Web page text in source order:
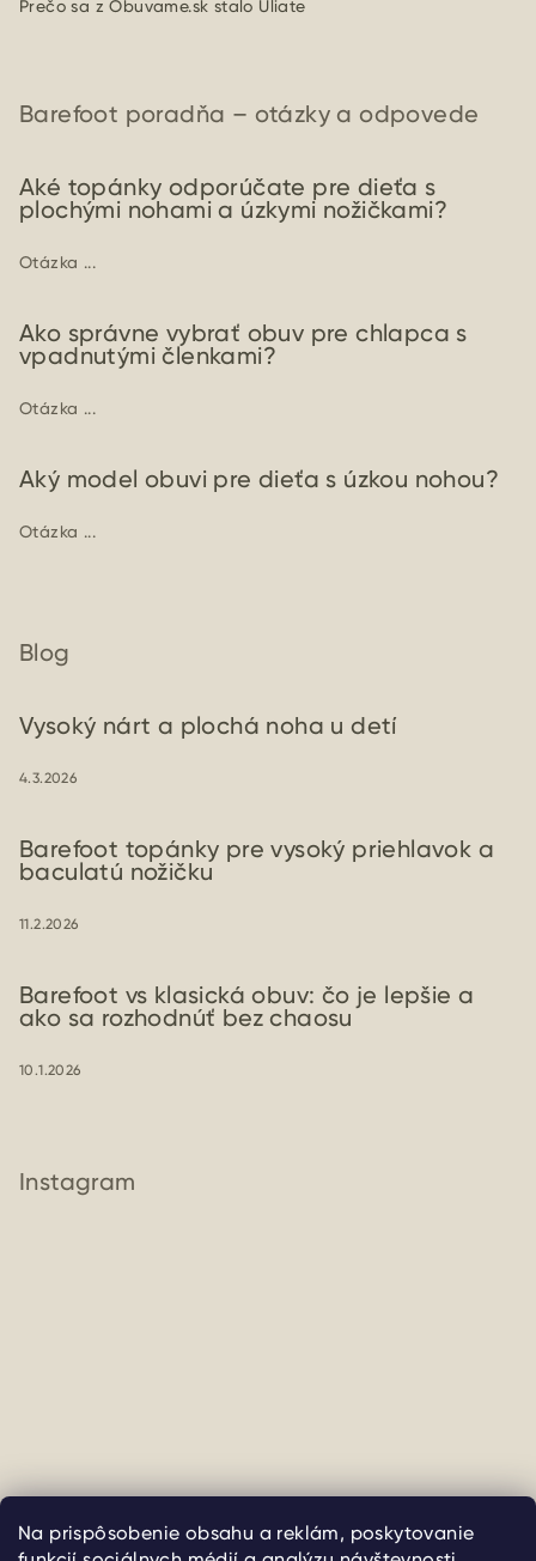
Na prispôsobenie obsahu a reklám, poskytovanie
Prečo sa z Obuvame.sk stalo Uliate
Barefoot poradňa – otázky a odpovede
Aké topánky odporúčate pre dieťa s
plochými nohami a úzkymi nožičkami?
Otázka ...
Ako správne vybrať obuv pre chlapca s
vpadnutými členkami?
Otázka ...
Aký model obuvi pre dieťa s úzkou nohou?
Otázka ...
Blog
Vysoký nárt a plochá noha u detí
4.3.2026
Barefoot topánky pre vysoký priehlavok a
baculatú nožičku
11.2.2026
Barefoot vs klasická obuv: čo je lepšie a
ako sa rozhodnúť bez chaosu
10.1.2026
Instagram
Sledovať na Instagrame